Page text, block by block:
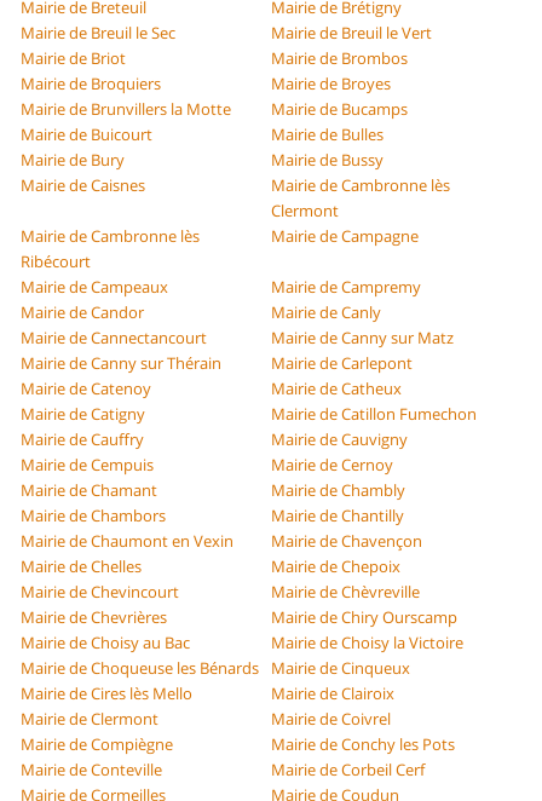
Mairie de Breteuil
Mairie de Brétigny
Mairie de Breuil le Sec
Mairie de Breuil le Vert
Mairie de Briot
Mairie de Brombos
Mairie de Broquiers
Mairie de Broyes
Mairie de Brunvillers la Motte
Mairie de Bucamps
Mairie de Buicourt
Mairie de Bulles
Mairie de Bury
Mairie de Bussy
Mairie de Caisnes
Mairie de Cambronne lès
Clermont
Mairie de Cambronne lès
Ribécourt
Mairie de Campagne
Mairie de Campeaux
Mairie de Campremy
Mairie de Candor
Mairie de Canly
Mairie de Cannectancourt
Mairie de Canny sur Matz
Mairie de Canny sur Thérain
Mairie de Carlepont
Mairie de Catenoy
Mairie de Catheux
Mairie de Catigny
Mairie de Catillon Fumechon
Mairie de Cauffry
Mairie de Cauvigny
Mairie de Cempuis
Mairie de Cernoy
Mairie de Chamant
Mairie de Chambly
Mairie de Chambors
Mairie de Chantilly
Mairie de Chaumont en Vexin
Mairie de Chavençon
Mairie de Chelles
Mairie de Chepoix
Mairie de Chevincourt
Mairie de Chèvreville
Mairie de Chevrières
Mairie de Chiry Ourscamp
Mairie de Choisy au Bac
Mairie de Choisy la Victoire
Mairie de Choqueuse les Bénards
Mairie de Cinqueux
Mairie de Cires lès Mello
Mairie de Clairoix
Mairie de Clermont
Mairie de Coivrel
Mairie de Compiègne
Mairie de Conchy les Pots
Mairie de Conteville
Mairie de Corbeil Cerf
Mairie de Cormeilles
Mairie de Coudun